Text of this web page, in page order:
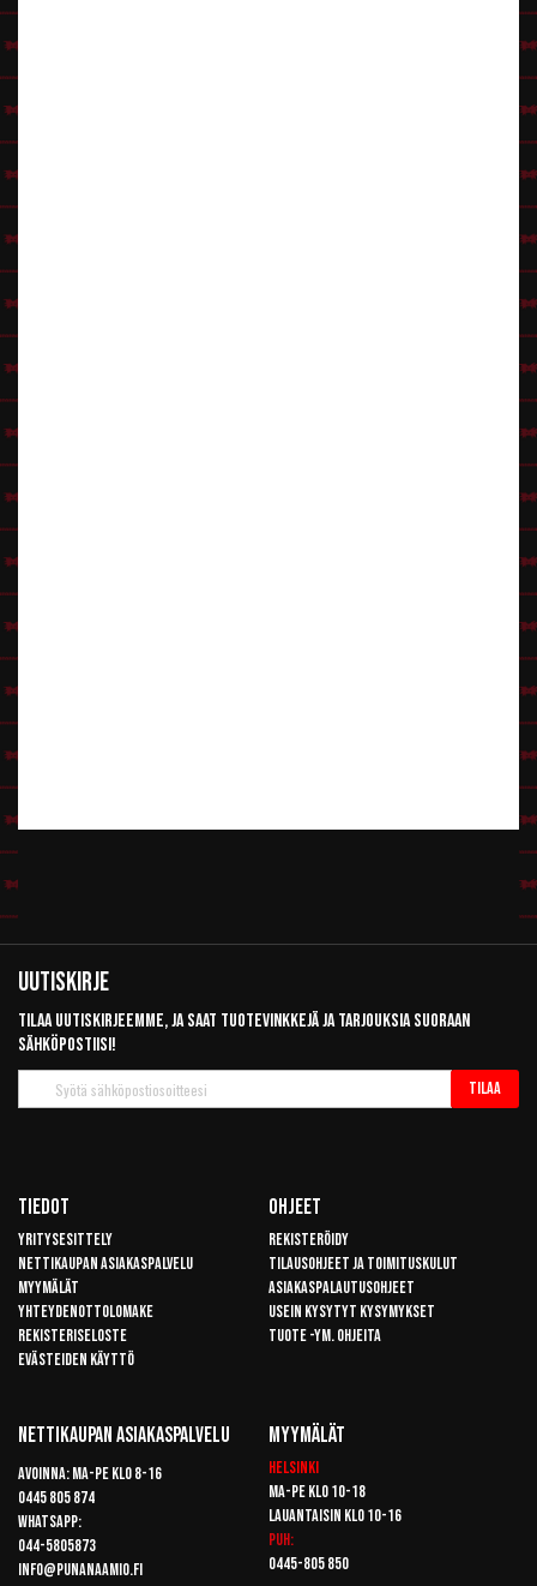
Uutiskirje
Tilaa uutiskirjeemme, ja saat tuotevinkkejä ja tarjouksia suoraan
sähköpostiisi!
uutiskirje
Tilaa
Tiedot
Yritysesittely
Nettikaupan asiakaspalvelu
Myymälät
Yhteydenottolomake
Rekisteriseloste
Evästeiden käyttö
Ohjeet
Rekisteröidy
Tilausohjeet ja toimituskulut
Asiakaspalautusohjeet
Usein kysytyt kysymykset
Tuote -ym. ohjeita
Nettikaupan Asiakaspalvelu
Avoinna: Ma-pe klo 8-16
0445 805 874
Whatsapp:
044-5805873
info@punanaamio.fi
Myymälät
Helsinki
Ma-pe klo 10-18
Lauantaisin klo 10-16
Puh:
0445-805 850